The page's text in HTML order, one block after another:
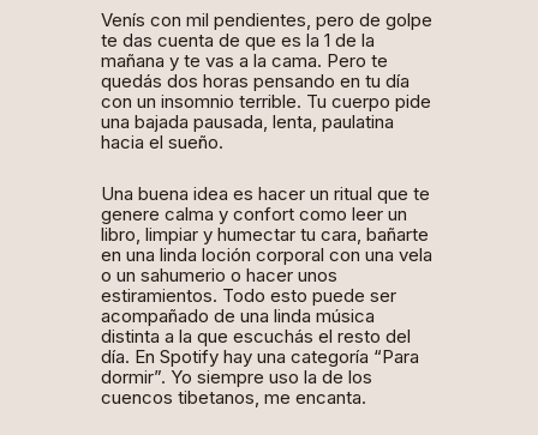
Venís con mil pendientes, pero de golpe
te das cuenta de que es la 1 de la
mañana y te vas a la cama. Pero te
quedás dos horas pensando en tu día
con un insomnio terrible. Tu cuerpo pide
una bajada pausada, lenta, paulatina
hacia el sueño.
Una buena idea es hacer un ritual que te
genere calma y confort como leer un
libro, limpiar y humectar tu cara, bañarte
en una linda loción corporal con una vela
o un sahumerio o hacer unos
estiramientos. Todo esto puede ser
acompañado de una linda música
distinta a la que escuchás el resto del
día. En Spotify hay una categoría “Para
dormir”. Yo siempre uso la de los
cuencos tibetanos, me encanta.